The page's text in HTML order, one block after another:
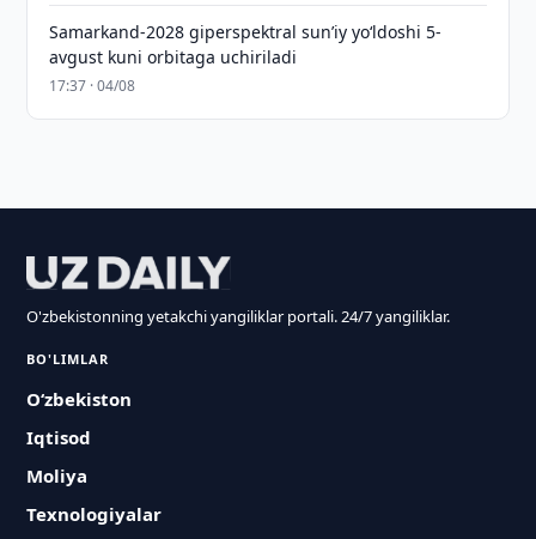
Samarkand-2028 giperspektral sun’iy yo‘ldoshi 5-
avgust kuni orbitaga uchiriladi
17:37 · 04/08
O'zbekistonning yetakchi yangiliklar portali. 24/7 yangiliklar.
BO'LIMLAR
O‘zbekiston
Iqtisod
Moliya
Texnologiyalar